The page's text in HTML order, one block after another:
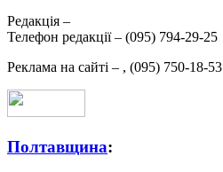
Редакція –
Телефон редакції – (095) 794-29-25
Реклама на сайті – , (095) 750-18-53
Полтавщина: